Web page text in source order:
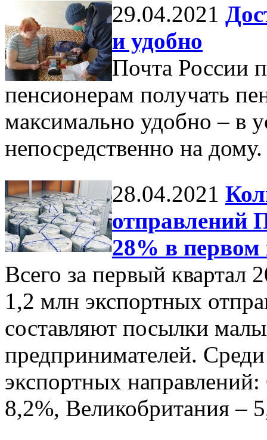
29.04.2021
и удобно
Почта России
пенсионерам получать
максимально удобно – в
непосредственно на дому.
28.04.2021
отправлений
28% в первом
Всего за первый квартал
1,2 млн экспортных
составляют посылки
предпринимателей.
экспортных
8,2%, Великобритания –